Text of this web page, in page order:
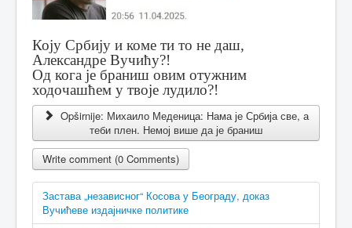
Коју Србију и коме ти то не даш,
Александре Вучићу?!
Од кога је браниш овим отужним
ходочашћем у твоје лудило?!
Opširnije: Михаило Меденица: Нама је Србија све, а
теби плен. Немој више да је браниш
Write comment (0 Comments)
Застава „независног“ Косова у Београду, доказ
Вучићеве издајничке политике